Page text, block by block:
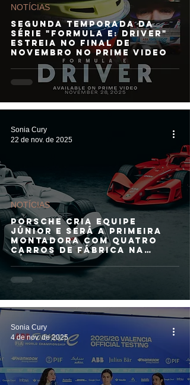
Segunda temporada da
série "Formula E: Driver"
estreia no final de
novembro no Prime Video
NOTÍCIAS
Porsche cria equipe
júnior e será a primeira
montadora com quatro
carros de fábrica na
Fórmula E
NOTÍCIAS
Sonia Cury
22 de nov. de 2025
Sonia Cury
4 de nov. de 2025